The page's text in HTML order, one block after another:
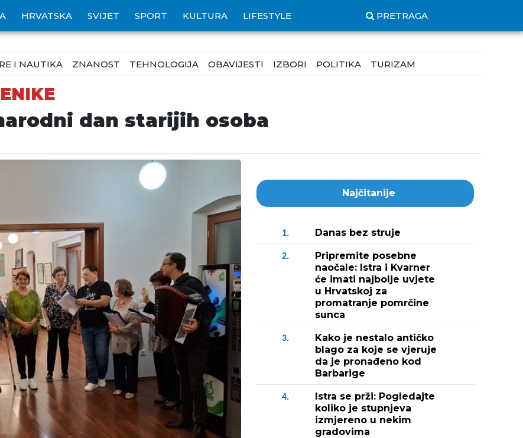
HRVATSKA SVIJET SPORT KULTURA LIFESTYLE PRETRAGA
I NAUTIKA ZNANOST TEHNOLOGIJA OBAVIJESTI IZBORI POLITIKA TURIZAM
dan starijih osoba
Najčitanije
1. Danas bez struje
2.
Pripremite posebne
naočale: Istra i Kvarner
će imati najbolje uvjete
u Hrvatskoj za
promatranje pomrčine
sunca
3.
Kako je nestalo antičko
blago za koje se vjeruje
da je pronađeno kod
Barbarige
4.
Istra se prži: Pogledajte
koliko je stupnjeva
izmjereno u nekim
gradovima